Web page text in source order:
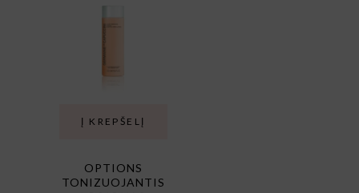
Į KREPŠELĮ
OPTIONS
TONIZUOJANTIS